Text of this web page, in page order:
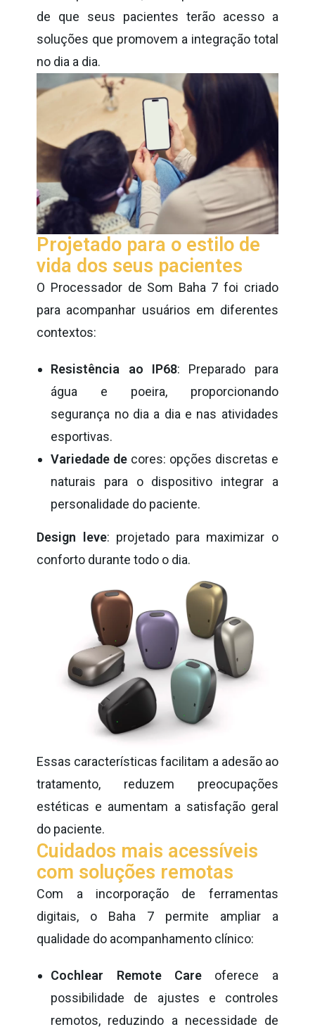
de que seus pacientes terão acesso a
soluções que promovem a integração total
no dia a dia.
Projetado para o estilo de
vida dos seus pacientes
O Processador de Som Baha 7 foi criado
para acompanhar usuários em diferentes
contextos:
Resistência ao IP68: Preparado para
água e poeira, proporcionando
segurança no dia a dia e nas atividades
esportivas.
Variedade de cores: opções discretas e
naturais para o dispositivo integrar a
personalidade do paciente.
Design leve: projetado para maximizar o
conforto durante todo o dia.
Essas características facilitam a adesão ao
tratamento, reduzem preocupações
estéticas e aumentam a satisfação geral
do paciente.
Cuidados mais acessíveis
com soluções remotas
Com a incorporação de ferramentas
digitais, o Baha 7 permite ampliar a
qualidade do acompanhamento clínico:
Cochlear Remote Care oferece a
possibilidade de ajustes e controles
remotos, reduzindo a necessidade de